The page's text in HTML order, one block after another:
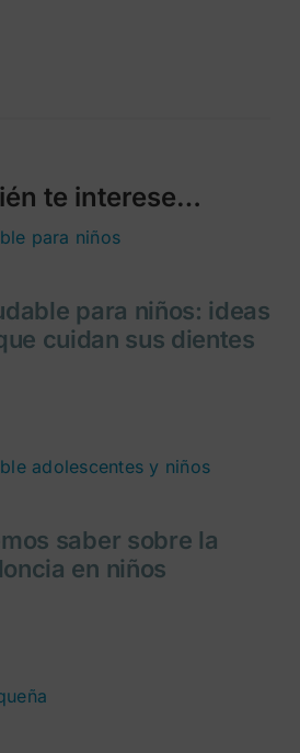
te interese…
para niños: ideas
cuidan sus dientes
saber sobre la
en niños